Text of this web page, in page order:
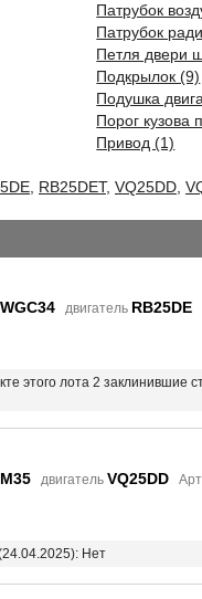
Патрубок
Патрубок
Петля двери
Подкрылок (9)
Подушка
Порог кузова
Привод (1)
RB25DET, VQ25DD
WGC34 двигатель RB25DE
этого лота 2 заклинившие
M35 двигатель VQ25DD
Нет